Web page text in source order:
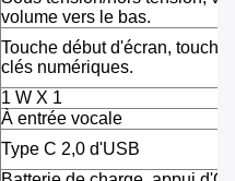
volume vers le bas.
Touche début d'écran, touche
clés numériques.
1 W X 1
À entrée vocale
Type C 2,0 d'USB